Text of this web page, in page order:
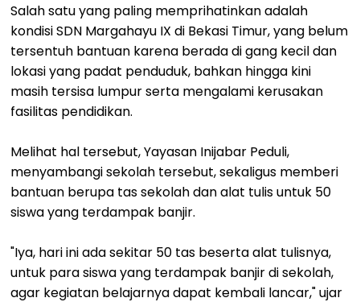
Salah satu yang paling memprihatinkan adalah
kondisi SDN Margahayu IX di Bekasi Timur, yang belum
tersentuh bantuan karena berada di gang kecil dan
lokasi yang padat penduduk, bahkan hingga kini
masih tersisa lumpur serta mengalami kerusakan
fasilitas pendidikan.
Melihat hal tersebut, Yayasan Inijabar Peduli,
menyambangi sekolah tersebut, sekaligus memberi
bantuan berupa tas sekolah dan alat tulis untuk 50
siswa yang terdampak banjir.
"Iya, hari ini ada sekitar 50 tas beserta alat tulisnya,
untuk para siswa yang terdampak banjir di sekolah,
agar kegiatan belajarnya dapat kembali lancar," ujar